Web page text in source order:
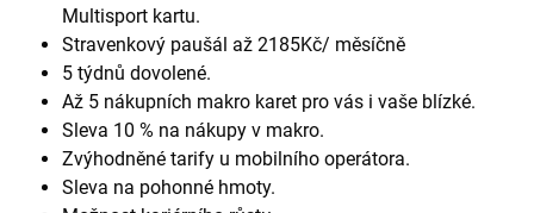
Multisport kartu.
Stravenkový paušál až 2185Kč/ měsíčně
5 týdnů dovolené.
Až 5 nákupních makro karet pro vás i vaše blízké.
Sleva 10 % na nákupy v makro.
Zvýhodněné tarify u mobilního operátora.
Sleva na pohonné hmoty.